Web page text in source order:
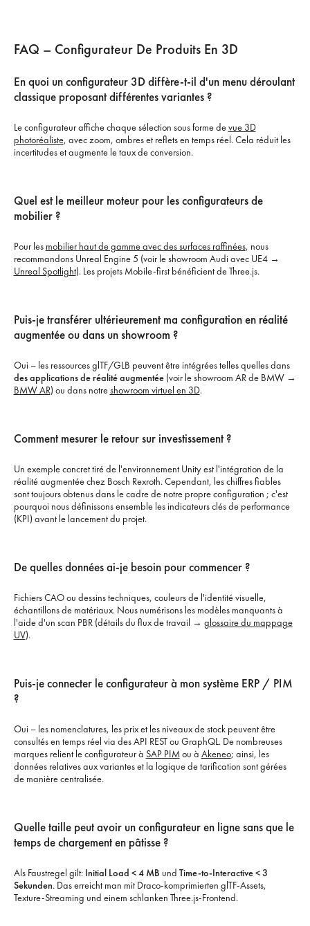
FAQ – Configurateur De Produits En 3D
En quoi un configurateur 3D diffère-t-il d'un menu déroulant
classique proposant différentes variantes ?
Le configurateur affiche chaque sélection sous forme devue 3D
photoréaliste, avec zoom, ombres et reflets en temps réel. Cela réduit les
incertitudes et augmente le taux de conversion.
Quel est le meilleur moteur pour les configurateurs de
mobilier ?
Pour les mobilier haut de gamme avec des surfaces raffinées, nous
recommandons Unreal Engine 5 (voir le showroom Audi avec UE4 →
Unreal Spotlight). Les projets Mobile-first bénéficient de Three.js.
Puis-je transférer ultérieurement ma configuration en réalité
augmentée ou dans un showroom ?
Oui – les ressources glTF/GLB peuvent être intégrées telles quelles dans
des applications de réalité augmentée(voir le showroom AR de BMW →
BMW AR) ou dans notreshowroom virtuel en 3D.
Comment mesurer le retour sur investissement ?
Un exemple concret tiré de l'environnement Unity est l'intégration de la
réalité augmentée chez Bosch Rexroth. Cependant, les chiffres fiables
sont toujours obtenus dans le cadre de notre propre configuration ; c'est
pourquoi nous définissons ensemble les indicateurs clés de performance
(KPI) avant le lancement du projet.
De quelles données ai-je besoin pour commencer ?
Fichiers CAO ou dessins techniques, couleurs de l'identité visuelle,
échantillons de matériaux. Nous numérisons les modèles manquants à
l'aide d'un scan PBR (détails du flux de travail → glossaire du mappage
UV).
Puis-je connecter le configurateur à mon système ERP / PIM
?
Oui – les nomenclatures, les prix et les niveaux de stock peuvent être
consultés en temps réel via des API REST ou GraphQL. De nombreuses
marques relient le configurateur à SAP PIMou à Akeneo; ainsi, les
données relatives aux variantes et la logique de tarification sont gérées
de manière centralisée.
Quelle taille peut avoir un configurateur en ligne sans que le
temps de chargement en pâtisse ?
Als Faustregel gilt: Initial Load < 4 MB und Time-to-Interactive < 3
Sekunden. Das erreicht man mit Draco-komprimierten glTF-Assets,
Texture-Streaming und einem schlanken Three.js-Frontend.